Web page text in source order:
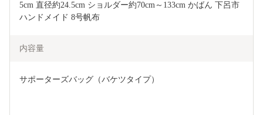
5cm 直径約24.5cm ショルダー約70cm～133cm かばん 下呂市
ハンドメイド 8号帆布
内容量
サポーターズバッグ（バケツタイプ）